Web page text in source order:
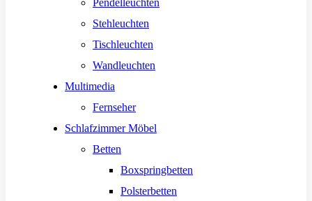
Pendelleuchten
Stehleuchten
Tischleuchten
Wandleuchten
Multimedia
Fernseher
Schlafzimmer Möbel
Betten
Boxspringbetten
Polsterbetten